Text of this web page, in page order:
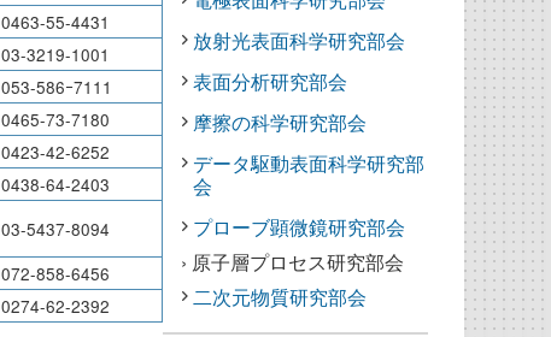
0463-55-4431
03-3219-1001
053-586ｰ7111
0465-73-7180
0423-42-6252
0438-64-2403
03-5437-8094
072-858-6456
0274-62-2392
放射光表面科学研究部会
表面分析研究部会
摩擦の科学研究部会
データ駆動表面科学研究部
会
プローブ顕微鏡研究部会
› 原子層プロセス研究部会
二次元物質研究部会